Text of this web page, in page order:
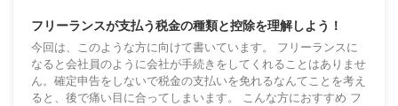
フリーランスが支払う税金の種類と控除を理解しよう！
今回は、このような方に向けて書いています。 フリーランスに
なると会社員のように会社が手続きをしてくれることはありませ
ん。確定申告をしないで税金の支払いを免れるなんてことを考え
ると、後で痛い目に合ってしまいます。 こんな方におすすめ フ